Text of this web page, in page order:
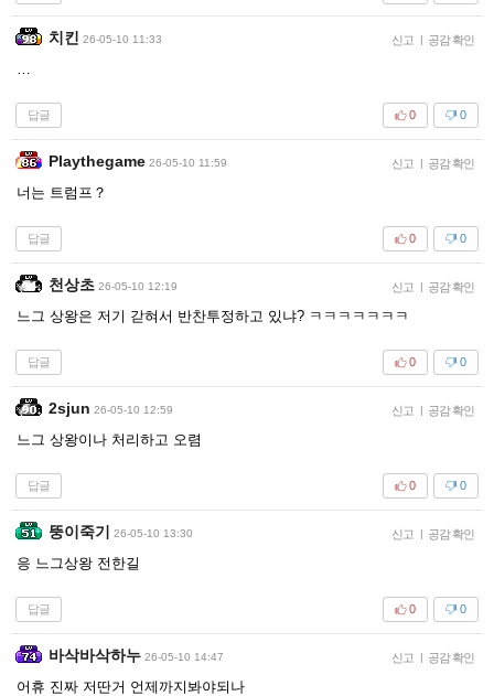
치킨 26-05-10 11:33 신고 | 공감 확인
답글 0
0
Playthegame 26-05-10 11:59 신고 | 공감 확인
너는 트럼프？
답글 0
0
천상초 26-05-10 12:19 신고 | 공감 확인
느그 상왕은 저기 갇혀서 반찬투정하고 있냐? ㅋㅋㅋㅋㅋㅋㅋ
답글 0
0
2sjun 26-05-10 12:59 신고 | 공감 확인
느그 상왕이나 처리하고 오렴
답글 0
0
뚱이죽기 26-05-10 13:30 신고 | 공감 확인
응 느그상왕 전한길
답글 0
0
바삭바삭하누 26-05-10 14:47 신고 | 공감 확인
어휴 진짜 저딴거 언제까지봐야되나